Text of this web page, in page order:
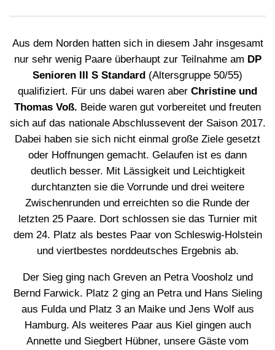
Aus dem Norden hatten sich in diesem Jahr insgesamt
nur sehr wenig Paare überhaupt zur Teilnahme am DP
Senioren III S Standard (Altersgruppe 50/55)
qualifiziert. Für uns dabei waren aber Christine und
Thomas Voß. Beide waren gut vorbereitet und freuten
sich auf das nationale Abschlussevent der Saison 2017.
Dabei haben sie sich nicht einmal große Ziele gesetzt
oder Hoffnungen gemacht. Gelaufen ist es dann
deutlich besser. Mit Lässigkeit und Leichtigkeit
durchtanzten sie die Vorrunde und drei weitere
Zwischenrunden und erreichten so die Runde der
letzten 25 Paare. Dort schlossen sie das Turnier mit
dem 24. Platz als bestes Paar von Schleswig-Holstein
und viertbestes norddeutsches Ergebnis ab.
Der Sieg ging nach Greven an Petra Voosholz und
Bernd Farwick. Platz 2 ging an Petra und Hans Sieling
aus Fulda und Platz 3 an Maike und Jens Wolf aus
Hamburg. Als weiteres Paar aus Kiel gingen auch
Annette und Siegbert Hübner, unsere Gäste vom